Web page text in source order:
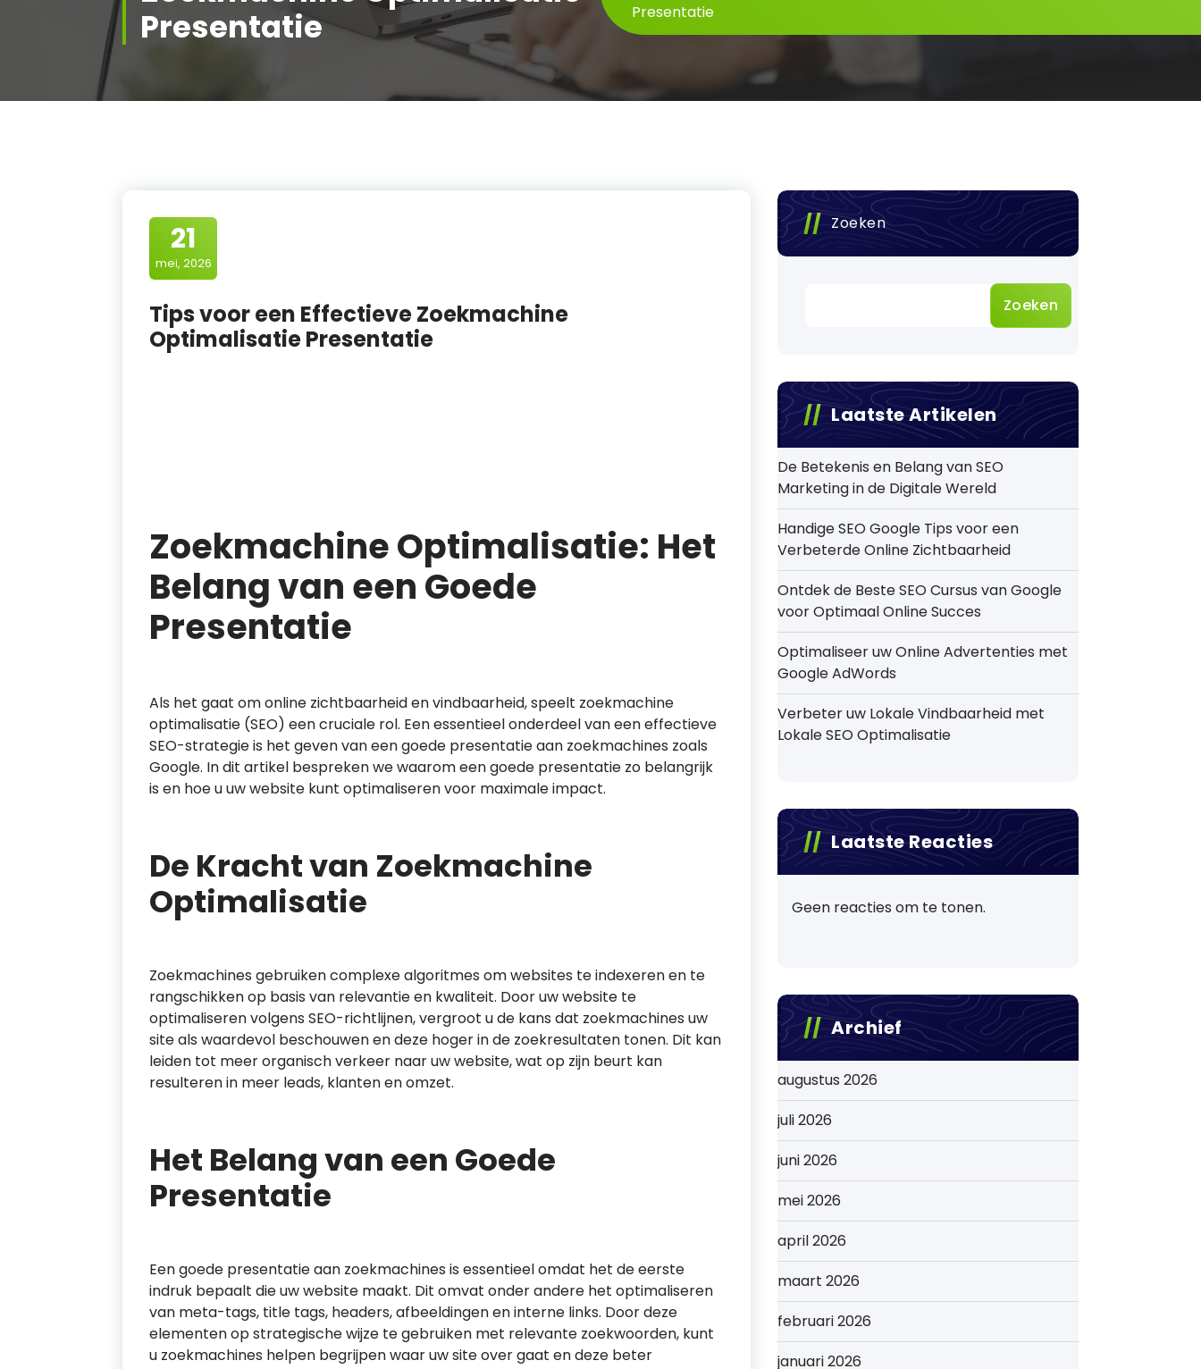
Presentatie
Presentatie
21
mei, 2026
Tips voor een Effectieve Zoekmachine
Optimalisatie Presentatie
Zoekmachine Optimalisatie: Het
Belang van een Goede
Presentatie
Als het gaat om online zichtbaarheid en vindbaarheid, speelt zoekmachine
optimalisatie (SEO) een cruciale rol. Een essentieel onderdeel van een effectieve
SEO-strategie is het geven van een goede presentatie aan zoekmachines zoals
Google. In dit artikel bespreken we waarom een goede presentatie zo belangrijk
is en hoe u uw website kunt optimaliseren voor maximale impact.
De Kracht van Zoekmachine
Optimalisatie
Zoekmachines gebruiken complexe algoritmes om websites te indexeren en te
rangschikken op basis van relevantie en kwaliteit. Door uw website te
optimaliseren volgens SEO-richtlijnen, vergroot u de kans dat zoekmachines uw
site als waardevol beschouwen en deze hoger in de zoekresultaten tonen. Dit kan
leiden tot meer organisch verkeer naar uw website, wat op zijn beurt kan
resulteren in meer leads, klanten en omzet.
Het Belang van een Goede
Presentatie
Een goede presentatie aan zoekmachines is essentieel omdat het de eerste
indruk bepaalt die uw website maakt. Dit omvat onder andere het optimaliseren
van meta-tags, title tags, headers, afbeeldingen en interne links. Door deze
elementen op strategische wijze te gebruiken met relevante zoekwoorden, kunt
u zoekmachines helpen begrijpen waar uw site over gaat en deze beter
Zoeken
Zoeken
Laatste Artikelen
De Betekenis en Belang van SEO
Marketing in de Digitale Wereld
Handige SEO Google Tips voor een
Verbeterde Online Zichtbaarheid
Ontdek de Beste SEO Cursus van Google
voor Optimaal Online Succes
Optimaliseer uw Online Advertenties met
Google AdWords
Verbeter uw Lokale Vindbaarheid met
Lokale SEO Optimalisatie
Laatste Reacties
Geen reacties om te tonen.
Archief
augustus 2026
juli 2026
juni 2026
mei 2026
april 2026
maart 2026
februari 2026
januari 2026